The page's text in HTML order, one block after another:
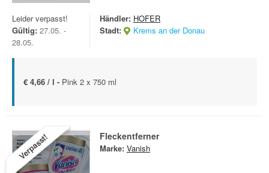
Leider verpasst!
Gültig: 27.05. -
28.05.
Händler: HOFER
Stadt:
Krems an der Donau
€ 4,66 / l - Pink 2 x 750 ml
Verpasst! Fleckentferner
Marke: Vanish